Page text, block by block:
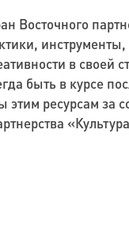
Восточного
в своей
быть в курсе
ресурсам за